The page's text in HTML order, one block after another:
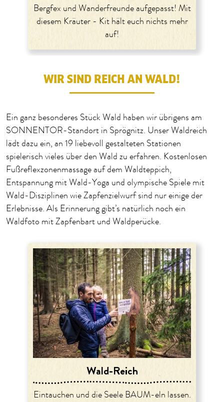
Bergfex und Wanderfreunde aufgepasst! Mit
diesem Kräuter - Kit hält euch nichts mehr
auf!
WIR SIND REICH AN WALD!
Ein ganz besonderes Stück Wald haben wir übrigens am
SONNENTOR-Standort in Sprögnitz. Unser Waldreich
lädt dazu ein, an 19 liebevoll gestalteten Stationen
spielerisch vieles über den Wald zu erfahren. Kostenlosen
Fußreflexzonenmassage auf dem Waldteppich,
Entspannung mit Wald-Yoga und olympische Spiele mit
Wald-Disziplinen wie Zapfenzielwurf sind nur einige der
Erlebnisse. Als Erinnerung gibt’s natürlich noch ein
Waldfoto mit Zapfenbart und Waldperücke.
Wald-Reich
Eintauchen und die Seele BAUM-eln lassen.